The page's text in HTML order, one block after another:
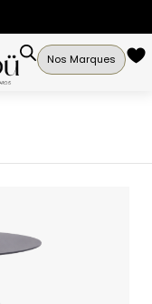
Nos Marques